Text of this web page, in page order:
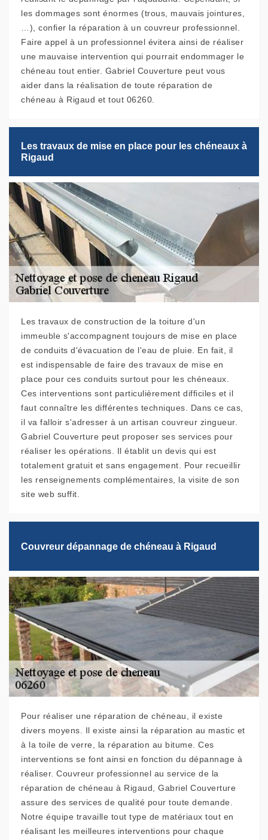
les dommages sont énormes (trous, mauvais jointures,
…), confier la réparation à un couvreur professionnel.
Faire appel à un professionnel évitera ainsi de réaliser
une mauvaise intervention qui pourrait endommager le
chéneau tout entier. Gabriel Couverture peut vous
aider dans la réalisation de toute réparation de
chéneau à Rigaud et tout 06260.
Les travaux de mise en place pour les chéneaux à
Rigaud
Les travaux de construction de la toiture d'un
immeuble s'accompagnent toujours de mise en place
de conduits d'évacuation de l'eau de pluie. En fait, il
est indispensable de faire des travaux de mise en
place pour ces conduits surtout pour les chéneaux.
Ces interventions sont particulièrement difficiles et il
faut connaître les différentes techniques. Dans ce cas,
il va falloir s'adresser à un artisan couvreur zingueur.
Gabriel Couverture peut proposer ses services pour
réaliser les opérations. Il établit un devis qui est
totalement gratuit et sans engagement. Pour recueillir
les renseignements complémentaires, la visite de son
site web suffit.
Couvreur dépannage de chéneau à Rigaud
Pour réaliser une réparation de chéneau, il existe
divers moyens. Il existe ainsi la réparation au mastic et
à la toile de verre, la réparation au bitume. Ces
interventions se font ainsi en fonction du dépannage à
réaliser. Couvreur professionnel au service de la
réparation de chéneau à Rigaud, Gabriel Couverture
assure des services de qualité pour toute demande.
Notre équipe travaille tout type de matériaux tout en
réalisant les meilleures interventions pour chaque